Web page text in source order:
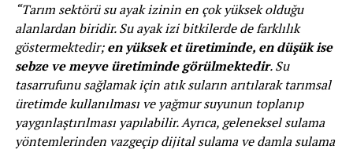
“Tarım sektörü su ayak izinin en çok yüksek olduğu
alanlardan biridir. Su ayak izi bitkilerde de farklılık
göstermektedir;en yüksek et üretiminde, en düşük ise
sebze ve meyve üretiminde görülmektedir. Su
tasarrufunu sağlamak için atık suların arıtılarak tarımsal
üretimde kullanılması ve yağmur suyunun toplanıp
yaygınlaştırılması yapılabilir. Ayrıca, geleneksel sulama
yöntemlerinden vazgeçip dijital sulama ve damla sulama